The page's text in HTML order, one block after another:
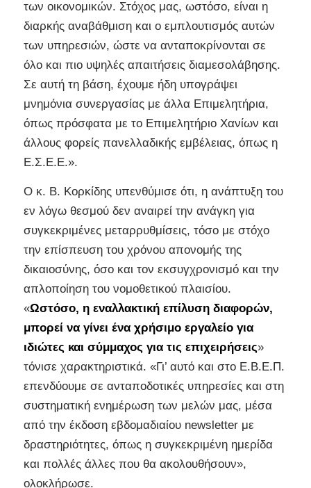
των οικονομικών. Στόχος μας, ωστόσο, είναι η
διαρκής αναβάθμιση και ο εμπλουτισμός αυτών
των υπηρεσιών, ώστε να ανταποκρίνονται σε
όλο και πιο υψηλές απαιτήσεις διαμεσολάβησης.
Σε αυτή τη βάση, έχουμε ήδη υπογράψει
μνημόνια συνεργασίας με άλλα Επιμελητήρια,
όπως πρόσφατα με το Επιμελητήριο Χανίων και
άλλους φορείς πανελλαδικής εμβέλειας, όπως η
Ε.Σ.Ε.Ε.».
Ο κ. Β. Κορκίδης υπενθύμισε ότι, η ανάπτυξη του
εν λόγω θεσμού δεν αναιρεί την ανάγκη για
συγκεκριμένες μεταρρυθμίσεις, τόσο με στόχο
την επίσπευση του χρόνου απονομής της
δικαιοσύνης, όσο και τον εκσυγχρονισμό και την
απλοποίηση του νομοθετικού πλαισίου.
«Ωστόσο, η εναλλακτική επίλυση διαφορών,
μπορεί να γίνει ένα χρήσιμο εργαλείο για
ιδιώτες και σύμμαχος για τις επιχειρήσεις»
τόνισε χαρακτηριστικά. «Γι’ αυτό και στο Ε.Β.Ε.Π.
επενδύουμε σε ανταποδοτικές υπηρεσίες και στη
συστηματική ενημέρωση των μελών μας, μέσα
από την έκδοση εβδομαδιαίου newsletter με
δραστηριότητες, όπως η συγκεκριμένη ημερίδα
και πολλές άλλες που θα ακολουθήσουν»,
ολοκλήρωσε.